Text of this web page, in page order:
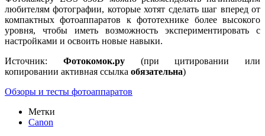
любителям фотографии, которые хотят сделать шаг вперед от
компактных фотоаппаратов к фототехнике более высокого
уровня, чтобы иметь возможность экспериментировать с
настройками и освоить новые навыки.
Источник: Фотокомок.ру (при цитировании или
копировании активная ссылка обязательна)
Обзоры и тесты фотоаппаратов
Метки
Canon